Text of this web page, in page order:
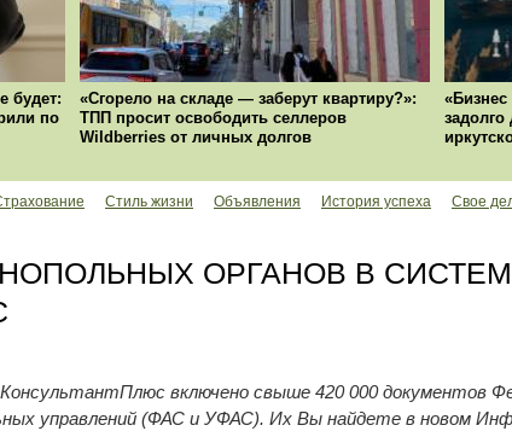
будет:
по
«Сгорело на складе — заберут квартиру?»:
ТПП просит освободить селлеров
Wildberries от личных долгов
Стиль жизни Объявления История успеха Свое
ОРГАНОВ В
включено свыше 420 000 документов
управлений (ФАС и УФАС). Их Вы найдете в новом